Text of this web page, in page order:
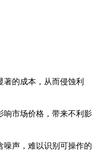
著的成本，从而侵蚀利
响市场价格，带来不利影
噪声，难以识别可操作的